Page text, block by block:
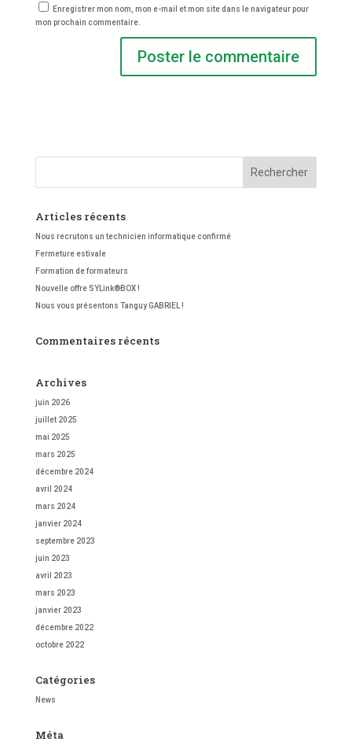
Enregistrer mon nom, mon e-mail et mon site dans le navigateur pour
mon prochain commentaire.
Articles récents
Nous recrutons un technicien informatique confirmé
Fermeture estivale
Formation de formateurs
Nouvelle offre SYLink®BOX !
Nous vous présentons Tanguy GABRIEL !
Commentaires récents
Archives
juin 2026
juillet 2025
mai 2025
mars 2025
décembre 2024
avril 2024
mars 2024
janvier 2024
septembre 2023
juin 2023
avril 2023
mars 2023
janvier 2023
décembre 2022
octobre 2022
Catégories
News
Méta